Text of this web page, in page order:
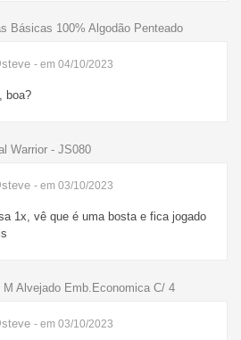
Básicas 100% Algodão Penteado
- em 04/10/2023
boa?
Warrior - JS080
- em 03/10/2023
1x, vê que é uma bosta e fica jogado
Alvejado Emb.Economica C/ 4
- em 03/10/2023